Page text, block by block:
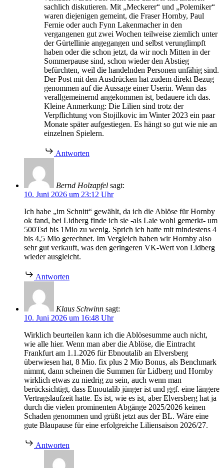
sachlich diskutieren. Mit „Meckerer“ und „Polemiker“
waren diejenigen gemeint, die Fraser Hornby, Paul
Fernie oder auch Fynn Lakenmacher in den
vergangenen gut zwei Wochen teilweise ziemlich unter
der Gürtellinie angegangen und selbst verunglimpft
haben oder die schon jetzt, da wir noch Mitten in der
Sommerpause sind, schon wieder den Abstieg
befürchten, weil die handelnden Personen unfähig sind.
Der Post mit den Ausdrücken hat zudem direkt Bezug
genommen auf die Aussage einer Userin. Wenn das
verallgemeinernd angekommen ist, bedauere ich das.
Kleine Anmerkung: Die Lilien sind trotz der
Verpflichtung von Stojilkovic im Winter 2023 ein paar
Monate später aufgestiegen. Es hängt so gut wie nie an
einzelnen Spielern.
Antworten
Bernd Holzapfel sagt:
10. Juni 2026 um 23:12 Uhr
Ich habe „im Schnitt“ gewählt, da ich die Ablöse für Hornby
ok fand, bei Lidberg finde ich sie -als Laie wohl gemerkt- um
500Tsd bis 1Mio zu wenig. Sprich ich hatte mit mindestens 4
bis 4,5 Mio gerechnet. Im Vergleich haben wir Hornby also
sehr gut verkauft, was den geringeren VK-Wert von Lidberg
wieder ausgleicht.
Antworten
Klaus Schwinn sagt:
10. Juni 2026 um 16:48 Uhr
Wirklich beurteilen kann ich die Ablösesumme auch nicht,
wie alle hier. Wenn man aber die Ablöse, die Eintracht
Frankfurt am 1.1.2026 für Ebnoutalib an Elversberg
überwiesen hat, 8 Mio. fix plus 2 Mio Bonus, als Benchmark
nimmt, dann scheinen die Summen für Lidberg und Hornby
wirklich etwas zu niedrig zu sein, auch wenn man
berücksichtigt, dass Etnoutalib jünger ist und ggf. eine längere
Vertragslaufzeit hatte. Es ist, wie es ist, aber Elversberg hat ja
durch die vielen prominenten Abgänge 2025/2026 keinen
Schaden genommen und grüßt jetzt aus der BL. Wäre eine
gute Blaupause für eine erfolgreiche Liliensaison 2026/27.
Antworten